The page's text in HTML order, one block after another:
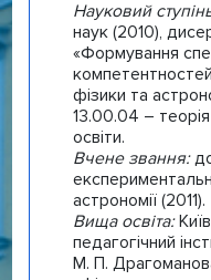
Науковий
наук (2010),
«Формування
фізики та
13.00.04 –
освіти.
Вчене звання:
астрономії (2011).
Вища освіта:
педагогічний
М. П.